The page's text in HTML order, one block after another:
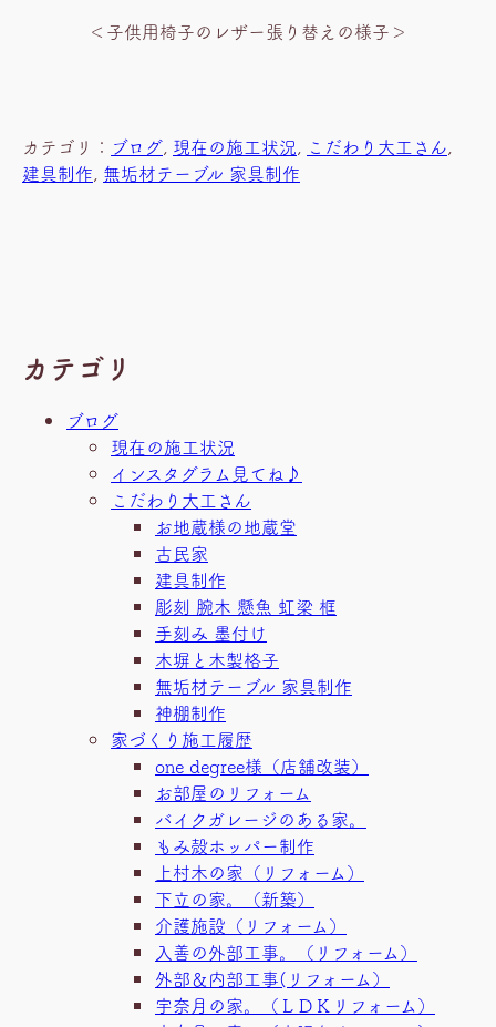
＜子供用椅子のレザー張り替えの様子＞
カテゴリ： ブログ, 現在の施工状況, こだわり大工さん
建具制作, 無垢材テーブル 家具制作
カテゴリ
ブログ
現在の施工状況
インスタグラム見てね♪
こだわり大工さん
お地蔵様の地蔵堂
古民家
建具制作
彫刻 腕木 懸魚 虹梁 框
手刻み 墨付け
木塀と木製格子
無垢材テーブル 家具制作
神棚制作
家づくり施工履歴
one degree様（店舗改装）
お部屋のリフォーム
バイクガレージのある家。
もみ殻ホッパー制作
上村木の家（リフォーム）
下立の家。（新築）
介護施設（リフォーム）
入善の外部工事。（リフォーム）
外部＆内部工事(リフォーム）
宇奈月の家。（ＬＤＫリフォーム）